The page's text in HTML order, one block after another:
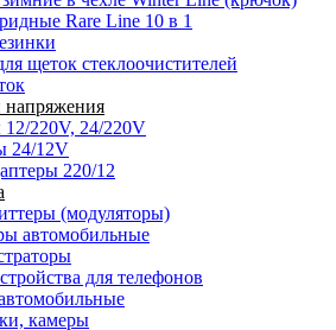
Rare Line 10 в 1
щеток стеклоочистителей
напряжения
220V, 24/220V
24/12V
220/12
(модуляторы)
автомобильные
для телефонов
камеры